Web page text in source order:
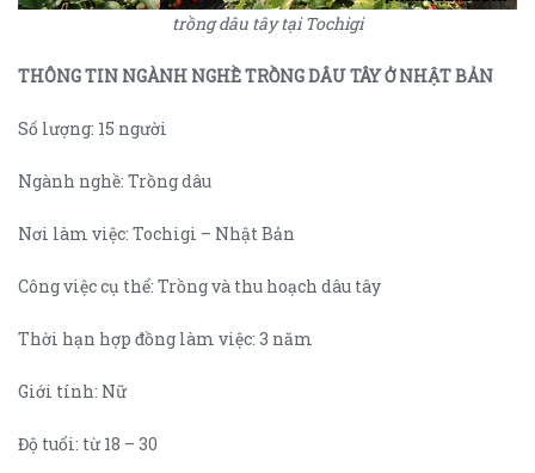
trồng dâu tây tại Tochigi
THÔNG TIN NGÀNH NGHỀ TRỒNG DÂU TÂY Ở NHẬT BẢN
Số lượng: 15 người
Ngành nghề: Trồng dâu
Nơi làm việc: Tochigi – Nhật Bản
Công việc cụ thể: Trồng và thu hoạch dâu tây
Thời hạn hợp đồng làm việc: 3 năm
Giới tính: Nữ
Độ tuổi: từ 18 – 30